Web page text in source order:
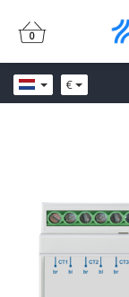
€
0
0